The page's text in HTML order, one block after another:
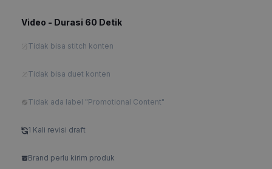
Video - Durasi 60 Detik
Tidak bisa stitch konten
Tidak bisa duet konten
Tidak ada label "Promotional Content"
1 Kali revisi draft
Brand perlu kirim produk